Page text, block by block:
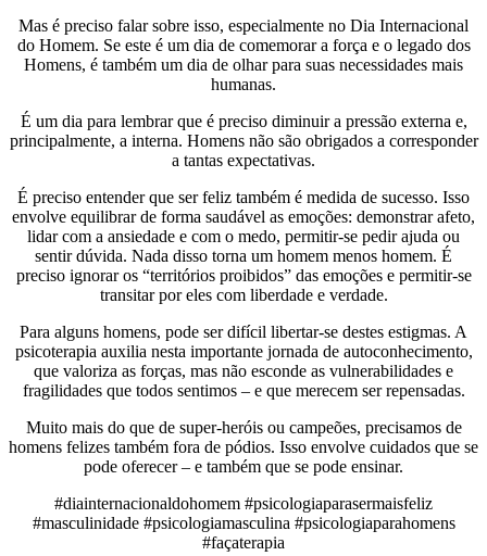
Mas é preciso falar sobre isso, especialmente no Dia Internacional
do Homem. Se este é um dia de comemorar a força e o legado dos
Homens, é também um dia de olhar para suas necessidades mais
humanas.
É um dia para lembrar que é preciso diminuir a pressão externa e,
principalmente, a interna. Homens não são obrigados a corresponder
a tantas expectativas.
É preciso entender que ser feliz também é medida de sucesso. Isso
envolve equilibrar de forma saudável as emoções: demonstrar afeto,
lidar com a ansiedade e com o medo, permitir-se pedir ajuda ou
sentir dúvida. Nada disso torna um homem menos homem. É
preciso ignorar os “territórios proibidos” das emoções e permitir-se
transitar por eles com liberdade e verdade.
Para alguns homens, pode ser difícil libertar-se destes estigmas. A
psicoterapia auxilia nesta importante jornada de autoconhecimento,
que valoriza as forças, mas não esconde as vulnerabilidades e
fragilidades que todos sentimos – e que merecem ser repensadas.
Muito mais do que de super-heróis ou campeões, precisamos de
homens felizes também fora de pódios. Isso envolve cuidados que se
pode oferecer – e também que se pode ensinar.
#diainternacionaldohomem #psicologiaparasermaisfeliz
#masculinidade #psicologiamasculina #psicologiaparahomens
#façaterapia